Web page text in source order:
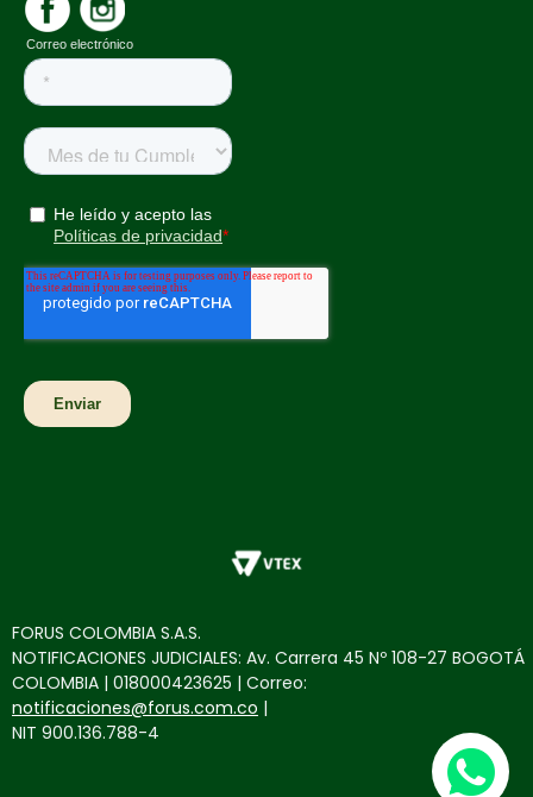
FORUS COLOMBIA S.A.S.
NOTIFICACIONES JUDICIALES: Av. Carrera 45 Nº 108-27 BOGOTÁ
COLOMBIA | 018000423625 | Correo:
notificaciones@forus.com.co |
NIT 900.136.788-4